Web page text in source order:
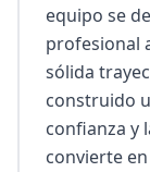
equipo se
profesional
sólida
construido
confianza y
convierte